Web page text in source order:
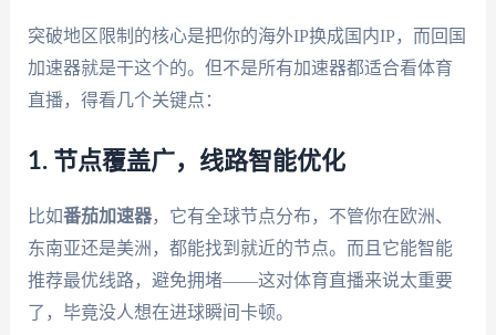
突破地区限制的核心是把你的海外IP换成国内IP，而回国
加速器就是干这个的。但不是所有加速器都适合看体育
直播，得看几个关键点：
1. 节点覆盖广，线路智能优化
比如番茄加速器，它有全球节点分布，不管你在欧洲、
东南亚还是美洲，都能找到就近的节点。而且它能智能
推荐最优线路，避免拥堵——这对体育直播来说太重要
了，毕竟没人想在进球瞬间卡顿。